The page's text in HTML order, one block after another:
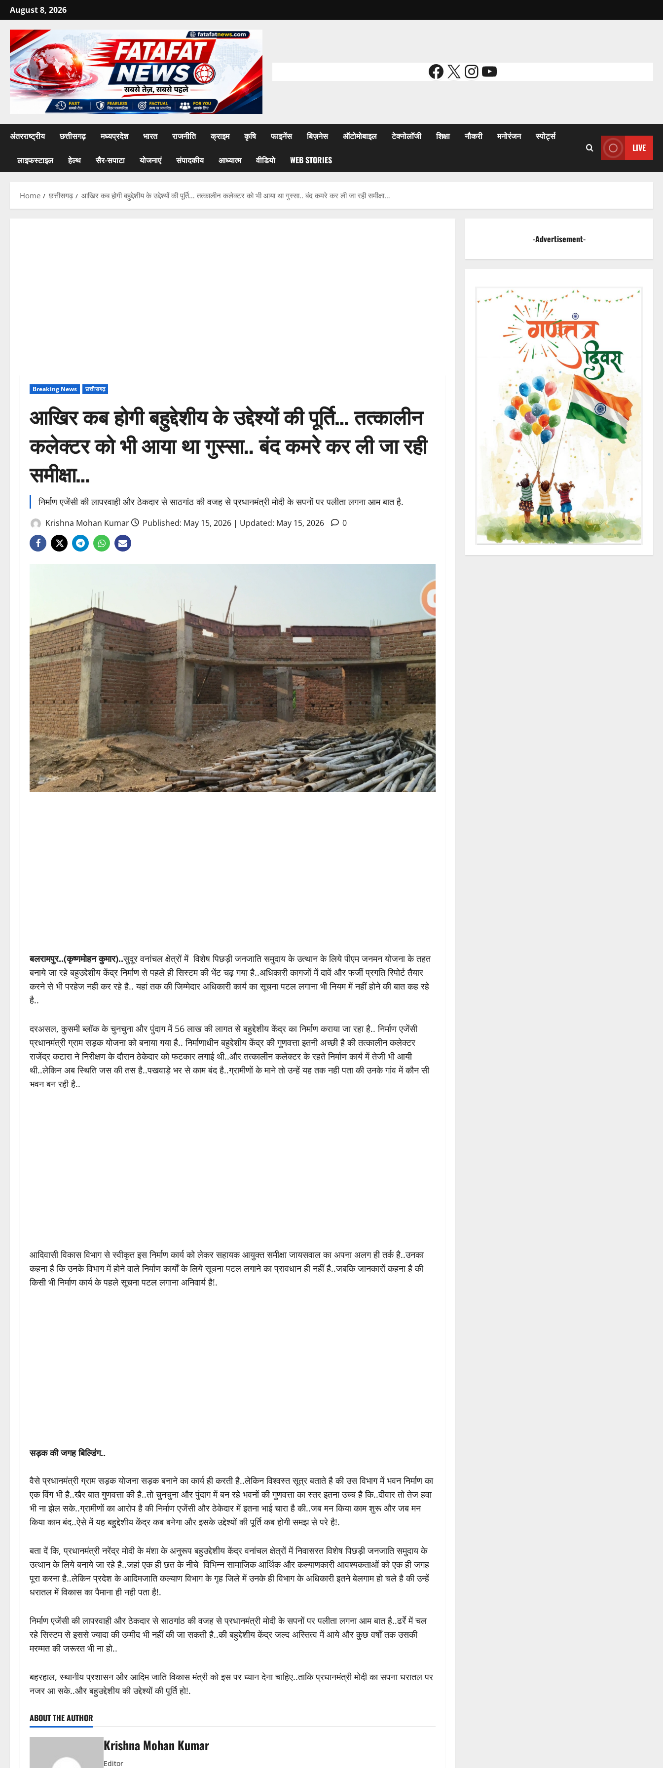
Skip
to
content
August 8, 2026
Facebook
X Instagram
YouTube
अंतरराष्ट्रीय छत्तीसगढ़ मध्यप्रदेश भारत राजनीति क्राइम कृषि फाइनेंस बिज़नेस ऑटोमोबाइल टेक्नोलॉजी शिक्षा नौकरी मनोरंजन स्पोर्ट्स
लाइफस्टाइल हेल्थ सैर-सपाटा योजनाएं संपादकीय आध्यात्म वीडियो WEB STORIES
LIVE
Home छत्तीसगढ़ आखिर कब होगी बहुद्देशीय के उद्देश्यों की पूर्ति… तत्कालीन कलेक्टर को भी आया था गुस्सा.. बंद कमरे कर ली जा रही समीक्षा…
Breaking News छत्तीसगढ़
आखिर कब होगी बहुद्देशीय के उद्देश्यों की पूर्ति… तत्कालीन
कलेक्टर को भी आया था गुस्सा.. बंद कमरे कर ली जा रही
समीक्षा…
निर्माण एजेंसी की लापरवाही और ठेकदार से साठगांठ की वजह से प्रधानमंत्री मोदी के सपनों पर पलीता लगना आम बात है.
Krishna Mohan Kumar Published: May 15, 2026 | Updated: May 15, 2026 0
बलरामपुर..(कृष्णमोहन कुमार)..सुदूर वनांचल क्षेत्रों में विशेष पिछड़ी जनजाति समुदाय के उत्थान के लिये पीएम जनमन योजना के तहत
बनाये जा रहे बहुउद्देशीय केंद्र निर्माण से पहले ही सिस्टम की भेंट चढ़ गया है..अधिकारी कागजों में दावें और फर्जी प्रगति रिपोर्ट तैयार
करने से भी परहेज नही कर रहे है.. यहां तक की जिम्मेदार अधिकारी कार्य का सूचना पटल लगाना भी नियम में नहीं होने की बात कह रहे
है..
दरअसल, कुसमी ब्लॉक के चुनचुना और पुंदाग में 56 लाख की लागत से बहुद्देशीय केंद्र का निर्माण कराया जा रहा है.. निर्माण एजेंसी
प्रधानमंत्री ग्राम सड़क योजना को बनाया गया है.. निर्माणाधीन बहुद्देशीय केंद्र की गुणवत्ता इतनी अच्छी है की तत्कालीन कलेक्टर
राजेंद्र कटारा ने निरीक्षण के दौरान ठेकेदार को फटकार लगाई थी..और तत्कालीन कलेक्टर के रहते निर्माण कार्य में तेजी भी आयी
थी..लेकिन अब स्थिति जस की तस है..पखवाड़े भर से काम बंद है..ग्रामीणों के माने तो उन्हें यह तक नही पता की उनके गांव में कौन सी
भवन बन रही है..
आदिवासी विकास विभाग से स्वीकृत इस निर्माण कार्य को लेकर सहायक आयुक्त समीक्षा जायसवाल का अपना अलग ही तर्क है..उनका
कहना है कि उनके विभाग में होने वाले निर्माण कार्यों के लिये सूचना पटल लगाने का प्रावधान ही नहीं है..जबकि जानकारों कहना है की
किसी भी निर्माण कार्य के पहले सूचना पटल लगाना अनिवार्य है!.
सड़क की जगह बिल्डिंग..
वैसे प्रधानमंत्री ग्राम सड़क योजना सड़क बनाने का कार्य ही करती है..लेकिन विश्वस्त सूत्र बताते है की उस विभाग में भवन निर्माण का
एक विंग भी है..खैर बात गुणवत्ता की है..तो चुनचुना और पुंदाग में बन रहे भवनों की गुणवत्ता का स्तर इतना उच्च है कि..दीवार तो तेज हवा
भी ना झेल सके..ग्रामीणों का आरोप है की निर्माण एजेंसी और ठेकेदार में इतना भाई चारा है की..जब मन किया काम शुरू और जब मन
किया काम बंद..ऐसे में यह बहुद्देशीय केंद्र कब बनेगा और इसके उद्देश्यों की पूर्ति कब होगी समझ से परे है!.
बता दें कि, प्रधानमंत्री नरेंद्र मोदी के मंशा के अनुरूप बहुउद्देशीय केंद्र वनांचल क्षेत्रों में निवासरत विशेष पिछड़ी जनजाति समुदाय के
उत्थान के लिये बनाये जा रहे है..जहां एक ही छत के नीचे विभिन्न सामाजिक आर्थिक और कल्याणकारी आवश्यकताओं को एक ही जगह
पूरा करना है..लेकिन प्रदेश के आदिमजाति कल्याण विभाग के गृह जिले में उनके ही विभाग के अधिकारी इतने बेलगाम हो चले है की उन्हें
धरातल में विकास का पैमाना ही नही पता है!.
निर्माण एजेंसी की लापरवाही और ठेकदार से साठगांठ की वजह से प्रधानमंत्री मोदी के सपनों पर पलीता लगना आम बात है..ढर्रे में चल
रहे सिस्टम से इससे ज्यादा की उम्मीद भी नहीं की जा सकती है..की बहुद्देशीय केंद्र जल्द अस्तित्व में आये और कुछ वर्षों तक उसकी
मरम्मत की जरूरत भी ना हो..
बहरहाल, स्थानीय प्रशासन और आदिम जाति विकास मंत्री को इस पर ध्यान देना चाहिए..ताकि प्रधानमंत्री मोदी का सपना धरातल पर
नजर आ सके..और बहुउद्देशीय की उद्देश्यों की पूर्ति हो!.
ABOUT THE AUTHOR
Krishna Mohan Kumar
Editor
-Advertisement-